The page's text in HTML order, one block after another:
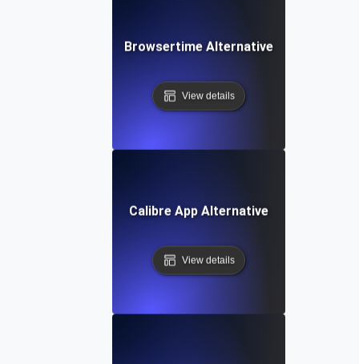
Browsertime Alternative
View details
Calibre App Alternative
View details